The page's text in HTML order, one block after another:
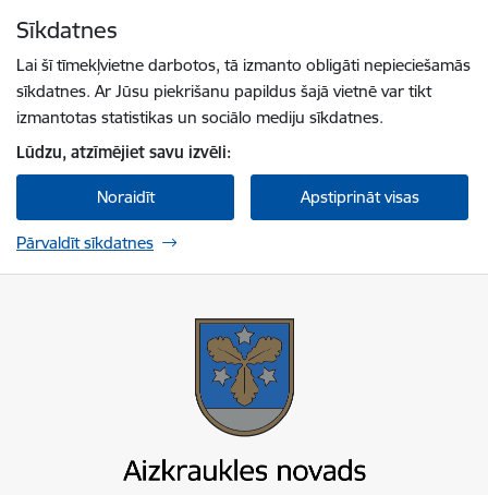
Sīkdatnes
Lai šī tīmekļvietne darbotos, tā izmanto obligāti nepieciešamās
sīkdatnes. Ar Jūsu piekrišanu papildus šajā vietnē var tikt
izmantotas statistikas un sociālo mediju sīkdatnes.
Lūdzu, atzīmējiet savu izvēli:
Noraidīt Apstiprināt visas
Pārvaldīt sīkdatnes